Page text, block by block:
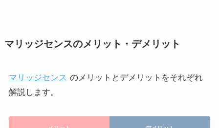
マリッジセンスのメリット・デメリット
マリッジセンス のメリットとデメリットをそれぞれ
解説します。